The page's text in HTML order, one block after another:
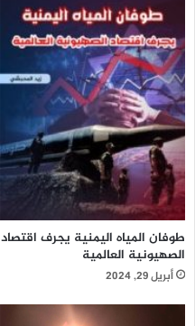
طوفان المياه اليمنية يجرف اقتصاد
الصهيونية العالمية
أبريل 29, 2024